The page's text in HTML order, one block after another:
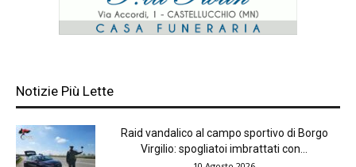
Notizie Più Lette
Raid vandalico al campo sportivo di Borgo
Virgilio: spogliatoi imbrattati con...